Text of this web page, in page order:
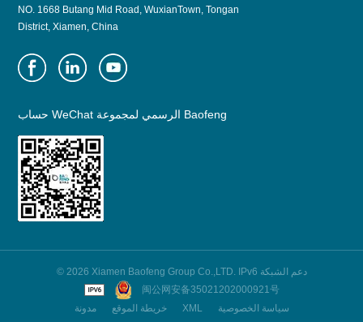
NO. 1668 Butang Mid Road, WuxianTown, Tongan
District, Xiamen, China
حساب WeChat الرسمي لمجموعة Baofeng
© 2026 Xiamen Baofeng Group Co.,LTD. IPv6 دعم الشبكة
闽公网安备35021202000921号
مدونة
خريطة الموقع XML سياسة الخصوصية